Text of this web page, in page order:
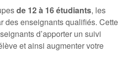
de 12 à 16 étudiants, les
des enseignants qualifiés. Cette
d’apporter un suivi
et ainsi augmenter votre